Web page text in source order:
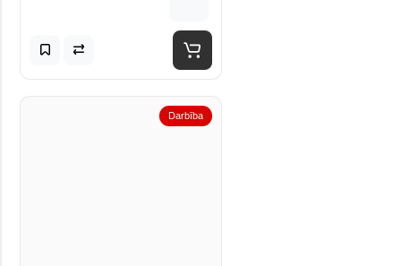
Darbība